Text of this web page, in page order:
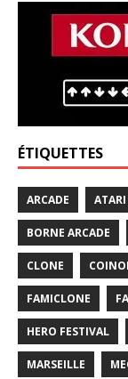
ÉTIQUETTES
ARCADE ATARI
BORNE ARCADE
CLONE
FAMICLONE
HERO FESTIVAL
MARSEILLE